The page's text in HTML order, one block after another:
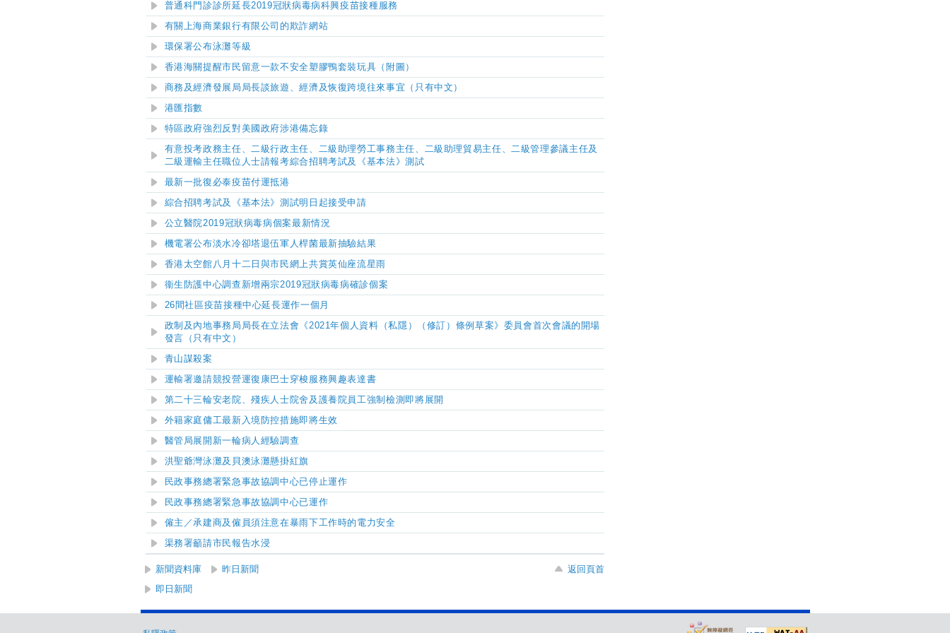
普通科門診診所延長2019冠狀病毒病科興疫苗接種服務
有關上海商業銀行有限公司的欺詐網站
環保署公布泳灘等級
香港海關提醒市民留意一款不安全塑膠鴨套裝玩具（附圖）
商務及經濟發展局局長談旅遊、經濟及恢復跨境往來事宜 （只有中文）
港匯指數
特區政府強烈反對美國政府涉港備忘錄
有意投考政務主任、二級行政主任、二級助理勞工事務主任、二級助理貿易主任、二級管理參議主任及
二級運輸主任職位人士請報考綜合招聘考試及《基本法》測試
最新一批復必泰疫苗付運抵港
綜合招聘考試及《基本法》測試明日起接受申請
公立醫院2019冠狀病毒病個案最新情況
機電署公布淡水冷卻塔退伍軍人桿菌最新抽驗結果
香港太空館八月十二日與市民網上共賞英仙座流星雨
衞生防護中心調查新增兩宗2019冠狀病毒病確診個案
26間社區疫苗接種中心延長運作一個月
政制及內地事務局局長在立法會《2021年個人資料（私隱）（修訂）條例草案》委員會首次會議的開場
發言（只有中文）
青山謀殺案
運輸署邀請競投營運復康巴士穿梭服務興趣表達書
第二十三輪安老院、殘疾人士院舍及護養院員工強制檢測即將展開
外籍家庭傭工最新入境防控措施即將生效
醫管局展開新一輪病人經驗調查
洪聖爺灣泳灘及貝澳泳灘懸掛紅旗
民政事務總署緊急事故協調中心已停止運作
民政事務總署緊急事故協調中心已運作
僱主／承建商及僱員須注意在暴雨下工作時的電力安全
渠務署籲請市民報告水浸
新聞資料庫 昨日新聞
返回頁首
即日新聞